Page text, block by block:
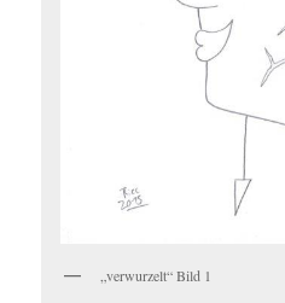
„verwurzelt“ Bild 1